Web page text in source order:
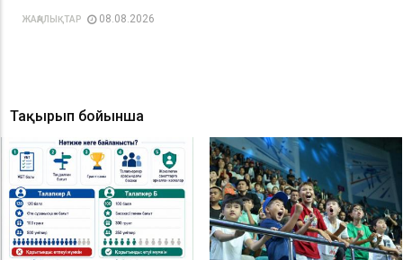
ЖАҢАЛЫҚТАР 08.08.2026
Тақырып бойынша